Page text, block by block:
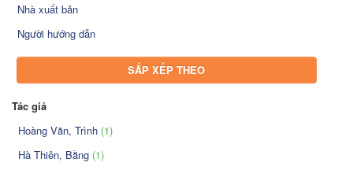
Nhà xuất bản
Người hướng dẫn
SẮP XẾP THEO
Tác giả
Hoàng Văn, Trình (1)
Hà Thiên, Bằng (1)